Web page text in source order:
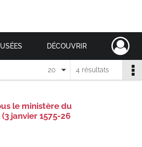
DÉCOUVRIR
4 résultats
20
le ministère du
janvier 1575-26